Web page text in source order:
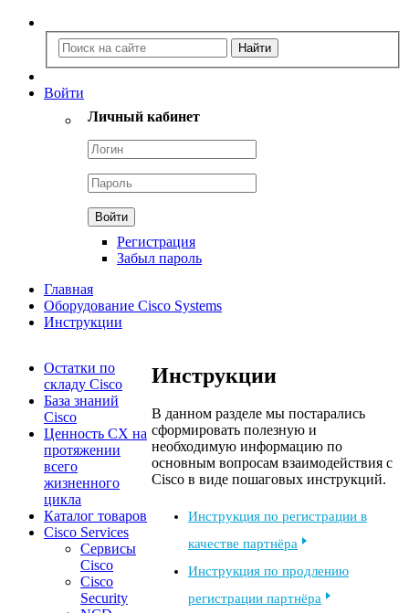
Войти
Личный кабинет
Регистрация
Забыл пароль
Главная
Оборудование Cisco Systems
Инструкции
Остатки по
складу Cisco
База знаний
Cisco
Ценность CX на
протяжении
всего
жизненного
цикла
Каталог товаров
Cisco Services
Сервисы
Cisco
Cisco
Security
Инструкции
В данном разделе мы постарались
сформировать полезную и
необходимую информацию по
основным вопросам взаимодействия с
Cisco в виде пошаговых инструкций.
Инструкция по регистрации в
качестве партнёра
Инструкция по продлению
регистрации партнёра